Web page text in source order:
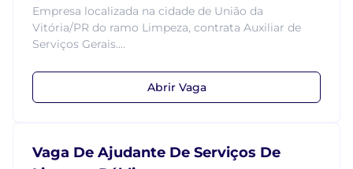
Empresa localizada na cidade de União da
Vitória/PR do ramo Limpeza, contrata Auxiliar de
Serviços Gerais....
Abrir Vaga
Vaga De Ajudante De Serviços De